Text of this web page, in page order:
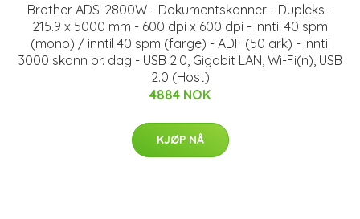
Brother ADS-2800W - Dokumentskanner - Dupleks -
215.9 x 5000 mm - 600 dpi x 600 dpi - inntil 40 spm
(mono) / inntil 40 spm (farge) - ADF (50 ark) - inntil
3000 skann pr. dag - USB 2.0, Gigabit LAN, Wi-Fi(n), USB
2.0 (Host)
4884 NOK
KJØP NÅ